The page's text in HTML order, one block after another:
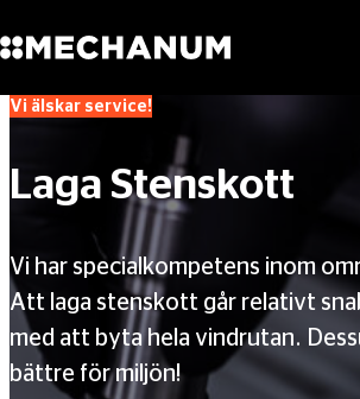
Skip to content
SökVi älskar service!
Laga Stenskott
Vi har specialkompetens inom
Att laga stenskott går relativt
med att byta hela vindrutan.
bättre för miljön!